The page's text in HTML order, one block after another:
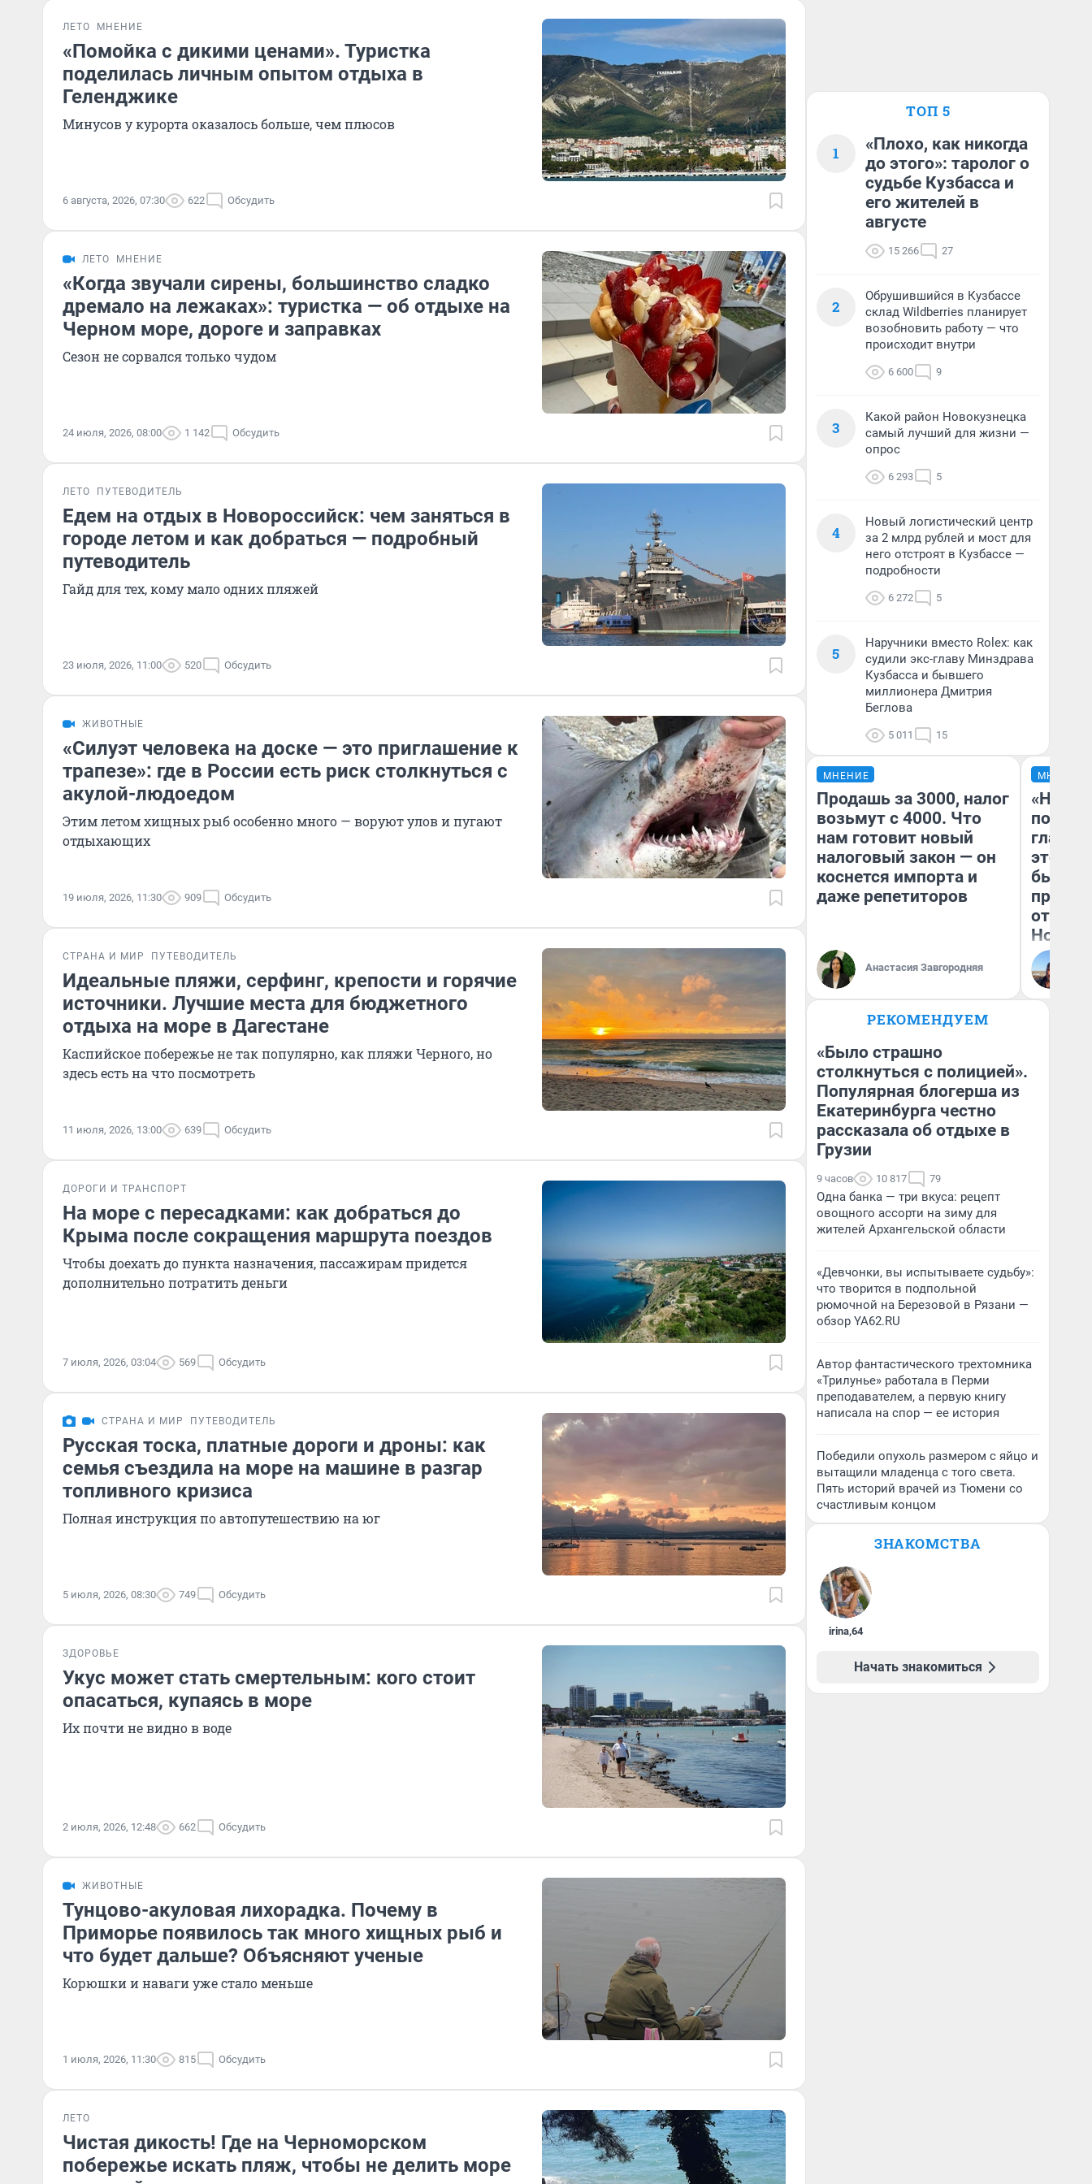
ЛЕТО МНЕНИЕ
«Помойка с дикими ценами». Туристка
поделилась личным опытом отдыха в
Геленджике
Минусов у курорта оказалось больше, чем плюсов
6 августа, 2026, 07:30 622 Обсудить
ЛЕТО МНЕНИЕ
«Когда звучали сирены, большинство сладко
дремало на лежаках»: туристка — об отдыхе на
Черном море, дороге и заправках
Сезон не сорвался только чудом
24 июля, 2026, 08:00 1 142 Обсудить
ЛЕТО ПУТЕВОДИТЕЛЬ
Едем на отдых в Новороссийск: чем заняться в
городе летом и как добраться — подробный
путеводитель
Гайд для тех, кому мало одних пляжей
23 июля, 2026, 11:00 520 Обсудить
ЖИВОТНЫЕ
«Силуэт человека на доске — это приглашение к
трапезе»: где в России есть риск столкнуться с
акулой-людоедом
Этим летом хищных рыб особенно много — воруют улов и пугают
отдыхающих
19 июля, 2026, 11:30 909 Обсудить
СТРАНА И МИР ПУТЕВОДИТЕЛЬ
Идеальные пляжи, серфинг, крепости и горячие
источники. Лучшие места для бюджетного
отдыха на море в Дагестане
Каспийское побережье не так популярно, как пляжи Черного, но
здесь есть на что посмотреть
11 июля, 2026, 13:00 639 Обсудить
ДОРОГИ И ТРАНСПОРТ
На море с пересадками: как добраться до
Крыма после сокращения маршрута поездов
Чтобы доехать до пункта назначения, пассажирам придется
дополнительно потратить деньги
7 июля, 2026, 03:04 569 Обсудить
СТРАНА И МИР ПУТЕВОДИТЕЛЬ
Русская тоска, платные дороги и дроны: как
семья съездила на море на машине в разгар
топливного кризиса
Полная инструкция по автопутешествию на юг
5 июля, 2026, 08:30 749 Обсудить
ЗДОРОВЬЕ
Укус может стать смертельным: кого стоит
опасаться, купаясь в море
Их почти не видно в воде
2 июля, 2026, 12:48 662 Обсудить
ЖИВОТНЫЕ
Тунцово-акуловая лихорадка. Почему в
Приморье появилось так много хищных рыб и
что будет дальше? Объясняют ученые
Корюшки и наваги уже стало меньше
1 июля, 2026, 11:30 815 Обсудить
ЛЕТО
Чистая дикость! Где на Черноморском
побережье искать пляж, чтобы не делить море
ТОП 5
1
«Плохо, как никогда
до этого»: таролог о
судьбе Кузбасса и
его жителей в
августе
15 266 27
2
Обрушившийся в Кузбассе
склад Wildberries планирует
возобновить работу — что
происходит внутри
6 600 9
3
Какой район Новокузнецка
самый лучший для жизни —
опрос
6 293 5
4
Новый логистический центр
за 2 млрд рублей и мост для
него отстроят в Кузбассе —
подробности
6 272 5
5
Наручники вместо Rolex: как
судили экс-главу Минздрава
Кузбасса и бывшего
миллионера Дмитрия
Беглова
5 011 15
МНЕНИЕ
Продашь за 3000, налог
возьмут с 4000. Что
нам готовит новый
налоговый закон — он
коснется импорта и
даже репетиторов
Анастасия Завгородняя
МНЕНИЕ
этого
бьет
отзыв
Нолана
РЕКОМЕНДУЕМ
«Было страшно
столкнуться с полицией».
Популярная блогерша из
Екатеринбурга честно
рассказала об отдыхе в
Грузии
9 часов 10 817 79
Одна банка — три вкуса: рецепт
овощного ассорти на зиму для
жителей Архангельской области
«Девчонки, вы испытываете судьбу»:
что творится в подпольной
рюмочной на Березовой в Рязани —
обзор YA62.RU
Автор фантастического трехтомника
«Трилунье» работала в Перми
преподавателем, а первую книгу
написала на спор — ее история
Победили опухоль размером с яйцо и
вытащили младенца с того света.
Пять историй врачей из Тюмени со
счастливым концом
ЗНАКОМСТВА
irina,64
Начать знакомиться